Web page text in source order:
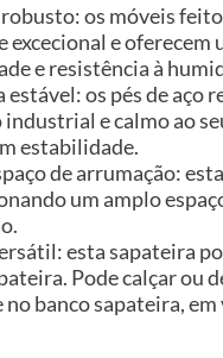
os móveis
excecional e oferecem
e resistência à
os pés de aço
e calmo ao
estabilidade.
de arrumação:
um amplo
esta sapateira
Pode calçar ou
banco sapateira, em